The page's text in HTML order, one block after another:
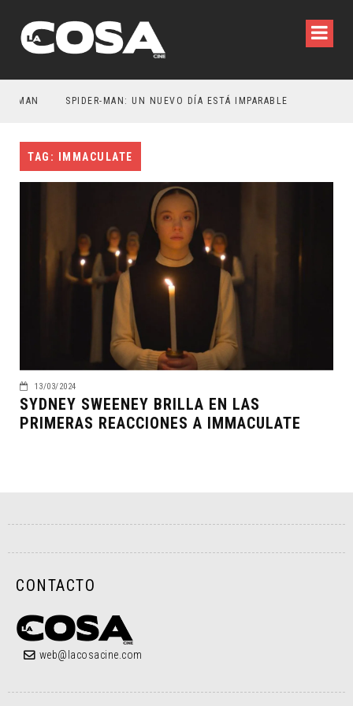
SPIDER-MAN: UN NUEVO DÍA ESTÁ IMPARABLE
TAG: IMMACULATE
13/03/2024
SYDNEY SWEENEY BRILLA EN LAS
PRIMERAS REACCIONES A IMMACULATE
CONTACTO
web@lacosacine.com